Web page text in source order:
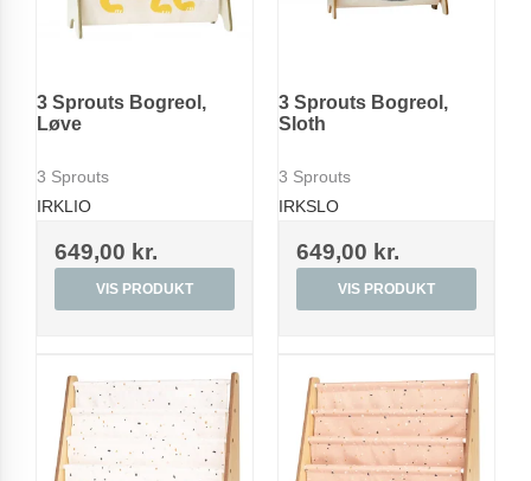
3 Sprouts Bogreol,
Løve
3 Sprouts
IRKLIO
649,00 kr.
VIS PRODUKT
3 Sprouts Bogreol,
Sloth
3 Sprouts
IRKSLO
649,00 kr.
VIS PRODUKT